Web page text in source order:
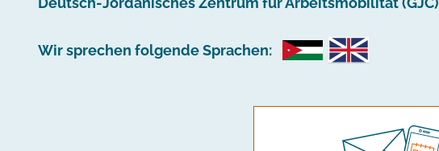
Wir sprechen folgende Sprachen: